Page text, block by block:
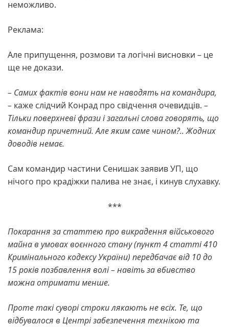
неможливо.
Реклама:
Але припущення, розмови та логічні висновки – це
ще не докази.
– Самих фактів вони нам не наводять на командира,
– каже слідчий Конрад про свідчення очевидців. –
Тільки поверхневі фрази і загальні слова говорять, що
командир причетний. Але яким саме чином?.. Жодних
доводів немає.
Сам командир частини Сенишак заявив УП, що
нічого про крадіжки палива не знає, і кинув слухавку.
***
Покарання за статтею про викрадення військового
майна в умовах воєнного стану (пункт 4 статті 410
Кримінального кодексу України) передбачає від 10 до
15 років позбавлення волі – навіть за вбивство
можна отримати менше.
Проте такі суворі строки лякають не всіх. Те, що
відбувалося в Центрі забезпечення технікою та